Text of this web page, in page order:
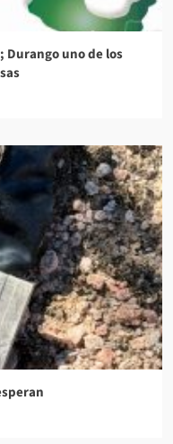
Durango uno de los